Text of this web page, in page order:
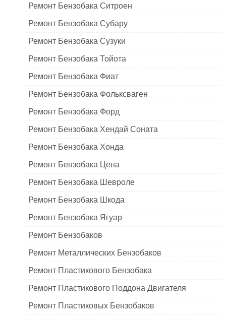
Ремонт Бензобака Ситроен
Ремонт Бензобака Субару
Ремонт Бензобака Сузуки
Ремонт Бензобака Тойота
Ремонт Бензобака Фиат
Ремонт Бензобака Фольксваген
Ремонт Бензобака Форд
Ремонт Бензобака Хендай Соната
Ремонт Бензобака Хонда
Ремонт Бензобака Цена
Ремонт Бензобака Шевроле
Ремонт Бензобака Шкода
Ремонт Бензобака Ягуар
Ремонт Бензобаков
Ремонт Металлических Бензобаков
Ремонт Пластикового Бензобака
Ремонт Пластикового Поддона Двигателя
Ремонт Пластиковых Бензобаков